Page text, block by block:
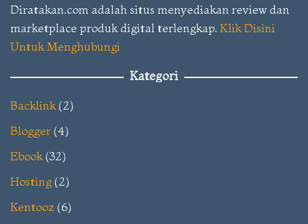
Diratakan.com adalah situs menyediakan review dan
marketplace produk digital terlengkap. Klik Disini
Untuk Menghubungi
Kategori
Backlink(2)
Blogger(4)
Ebook(32)
Hosting(2)
Kentooz (6)